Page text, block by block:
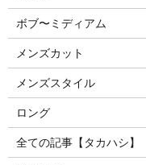
ボブ〜ミディアム
メンズカット
メンズスタイル
ロング
全ての記事【タカハシ】